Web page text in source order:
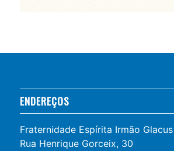
ENDEREÇOS
Fraternidade Espírita Irmão Glacus
Rua Henrique Gorceix, 30